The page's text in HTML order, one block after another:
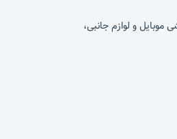
موبایل و لوازم جانبی،